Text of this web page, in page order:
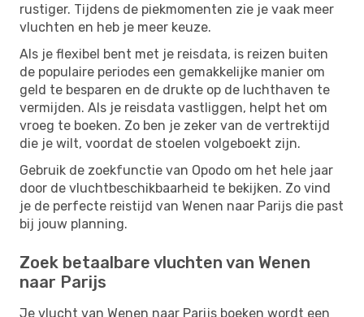
rustiger. Tijdens de piekmomenten zie je vaak meer
vluchten en heb je meer keuze.
Als je flexibel bent met je reisdata, is reizen buiten
de populaire periodes een gemakkelijke manier om
geld te besparen en de drukte op de luchthaven te
vermijden. Als je reisdata vastliggen, helpt het om
vroeg te boeken. Zo ben je zeker van de vertrektijd
die je wilt, voordat de stoelen volgeboekt zijn.
Gebruik de zoekfunctie van Opodo om het hele jaar
door de vluchtbeschikbaarheid te bekijken. Zo vind
je de perfecte reistijd van Wenen naar Parijs die past
bij jouw planning.
Zoek betaalbare vluchten van Wenen
naar Parijs
Je vlucht van Wenen naar Parijs boeken wordt een